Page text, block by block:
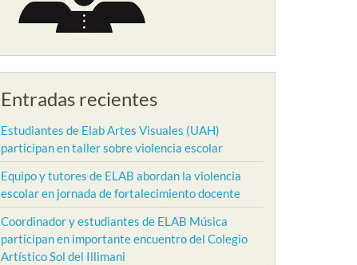
Entradas recientes
Estudiantes de Elab Artes Visuales (UAH)
participan en taller sobre violencia escolar
Equipo y tutores de ELAB abordan la violencia
escolar en jornada de fortalecimiento docente
Coordinador y estudiantes de ELAB Música
participan en importante encuentro del Colegio
Artístico Sol del Illimani